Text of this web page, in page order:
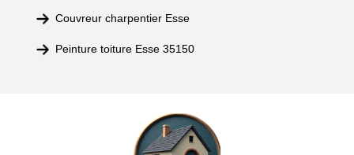
Couvreur charpentier Esse
Peinture toiture Esse 35150